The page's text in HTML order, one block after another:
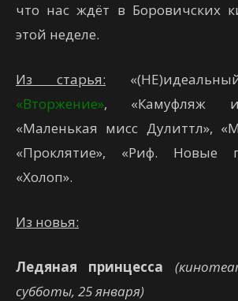
что нас ждёт в Боровичских
этой неделе.
Из старья:
«Вторжение», «Камуфляж
«Маленькая мисс Дулиттл»,
«Проклятие», «Риф. Новые
«Холоп».
Из новья:
Ледяная принцесса
субботы, 25 января)